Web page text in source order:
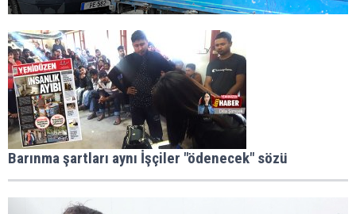
Barınma şartları aynı İşçiler "ödenecek" sözü